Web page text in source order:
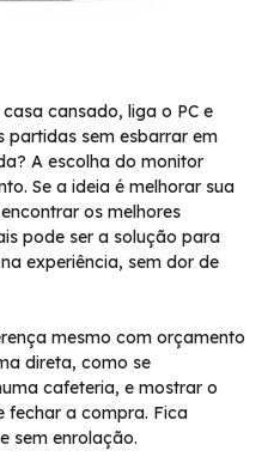
cansado, liga o PC e
partidas sem esbarrar em
A escolha do monitor
Se a ideia é melhorar sua
os melhores
pode ser a solução para
experiência, sem dor de
mesmo com orçamento
direta, como se
cafeteria, e mostrar o
fechar a compra. Fica
sem enrolação.